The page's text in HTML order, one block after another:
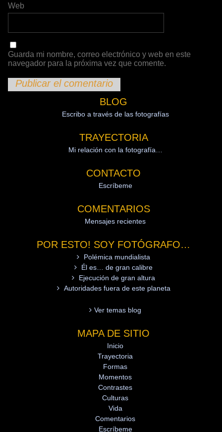
Web
Guarda mi nombre, correo electrónico y web en este
navegador para la próxima vez que comente.
BLOG
Escribo a través de las fotografías
TRAYECTORIA
Mi relación con la fotografía…
CONTACTO
Escríbeme
COMENTARIOS
Mensajes recientes
POR ESTO! SOY FOTÓGRAFO…
Polémica mundialista
Él es… de gran calibre
Ejecución de gran altura
Autoridades fuera de este planeta
Ver temas blog
MAPA DE SITIO
Inicio
Trayectoria
Formas
Momentos
Contrastes
Culturas
Vida
Comentarios
Escríbeme